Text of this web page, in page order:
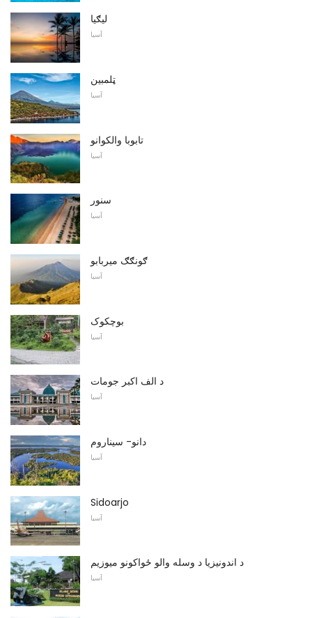
ليګيا
آسیا
ټلمبین
آسیا
تابوبا والکوانو
آسیا
سنور
آسیا
ګونګګ میربابو
آسیا
بوچکوک
آسیا
د الف اکبر جومات
آسیا
دانو- سیناروم
آسیا
Sidoarjo
آسیا
د اندونیزیا د وسله والو ځواکونو میوزیم
آسیا